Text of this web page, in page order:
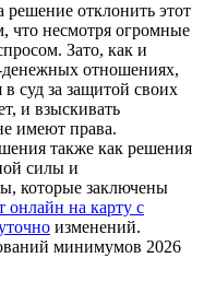
решение отклонить этот
что несмотря огромные
Зато, как и
отношениях,
суд за защитой своих
и взыскивать
имеют права.
также как решения
силы и
которые заключены
онлайн на карту с
изменений.
минимумов 2026